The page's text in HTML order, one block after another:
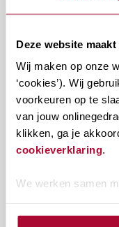
Deze website
Wij maken op onze
‘cookies’). Wij
voorkeuren op te
van jouw
klikken, ga je
cookieverklaring.
We werken samen
E-mailadres*
Welke
zou
je
willen
ontvangen?